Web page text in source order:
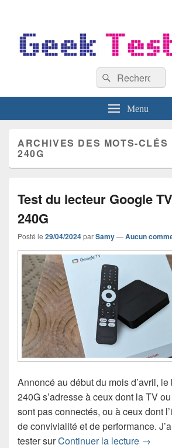
Recherche :
Rechercher
Menu
ARCHIVES DES MOTS-
240G
Test du lecteur Google
240G
Posté le 29/04/2024parSamy—Aucun
Annoncé au début du mois d’avril,
240G s’adresse à ceux dont la TV
sont pas connectés, ou à ceux dont
de convivialité et de performance.
tester surContinuer la lecture Test
→